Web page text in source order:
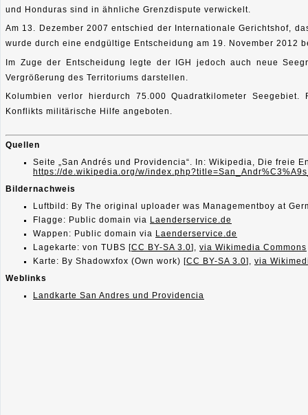
und Honduras sind in ähnliche Grenzdispute verwickelt.
Am 13. Dezember 2007 entschied der Internationale Gerichtshof,
wurde durch eine endgültige Entscheidung am 19. November 2012
Im Zuge der Entscheidung legte der IGH jedoch auch neue
Vergrößerung des Territoriums darstellen.
Kolumbien verlor hierdurch 75.000 Quadratkilometer
Konflikts militärische Hilfe angeboten.
Quellen
Seite „San Andrés und Providencia“. In: Wikipedia, Die freie
https://de.wikipedia.org/w/
Bildernachweis
Luftbild: By The original uploader was Managementboy at
Flagge: Public domain via Laenderservice.de
Wappen: Public domain via Laenderservice.de
Lagekarte: von TUBS [CC BY-SA 3.0], via Wikimedia Commons
Karte: By Shadowxfox (Own work) [CC BY-SA 3.0], via
Weblinks
Landkarte San Andres und Providencia